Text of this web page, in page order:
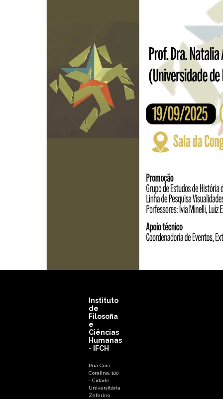
Instituto
de
Filosofia
e
Ciências
Humanas
- IFCH
Rua Cora
Coralina, 100
- Cidade
Universitária
Zeferino